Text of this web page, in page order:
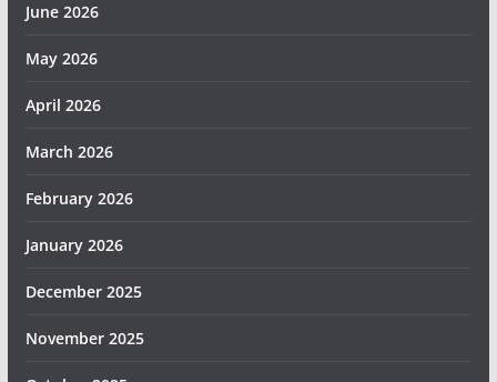
June 2026
May 2026
April 2026
March 2026
February 2026
January 2026
December 2025
November 2025